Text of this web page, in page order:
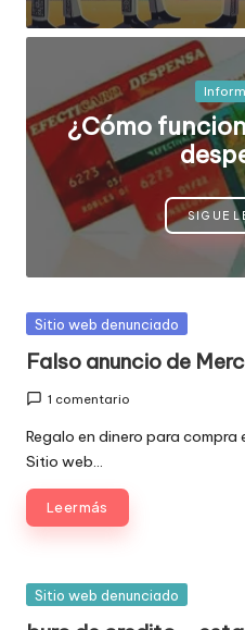
e
t
a
ri
e
si
ti
o
s
w
b
comprar
en
¿Cómo
SIGUE
Publicada
Sitio web denunciado
Falso anuncio de
1 comentario
Regalo en dinero para
Sitio web…
Leer más
Publicada
Sitio web denunciado